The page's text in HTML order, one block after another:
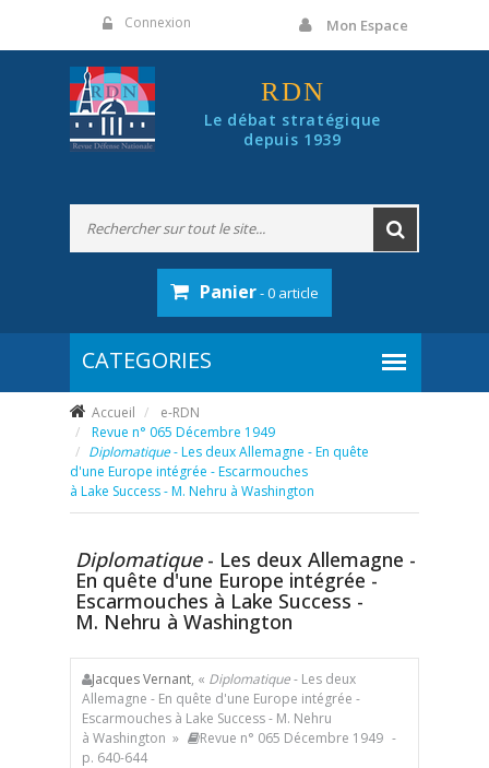
Connexion Mon Espace
RDN
Le débat stratégique
depuis 1939
Panier- 0 article
Accueil
e-RDN
Revue n° 065 Décembre 1949
Diplomatique- Les deux Allemagne - En quête
d'une Europe intégrée - Escarmouches
à Lake Success - M. Nehru à Washington
Diplomatique - Les deux Allemagne -
En quête d'une Europe intégrée -
Escarmouches à Lake Success -
M. Nehru à Washington
Jacques Vernant, « Diplomatique- Les deux
Allemagne - En quête d'une Europe intégrée -
Escarmouches à Lake Success - M. Nehru
à Washington »
Revue n° 065 Décembre 1949 -
p. 640-644